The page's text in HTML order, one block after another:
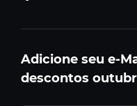
Adicione seu e-
descontos